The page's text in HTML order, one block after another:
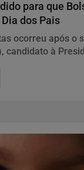
para que
dos Pais
ocorreu após o
candidato à
assinada pelo